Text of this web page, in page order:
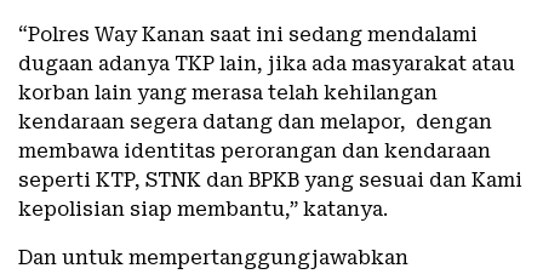
“Polres Way Kanan saat ini sedang mendalami
dugaan adanya TKP lain, jika ada masyarakat atau
korban lain yang merasa telah kehilangan
kendaraan segera datang dan melapor, dengan
membawa identitas perorangan dan kendaraan
seperti KTP, STNK dan BPKB yang sesuai dan Kami
kepolisian siap membantu,” katanya.
Dan untuk mempertanggungjawabkan